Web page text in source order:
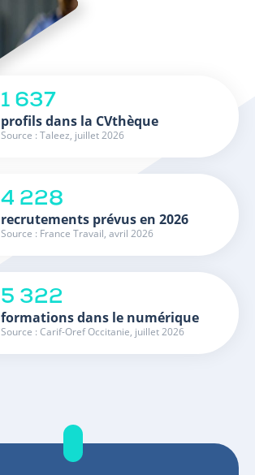
1 637
profils dans la CVthèque
Source : Taleez, juillet 2026
4 228
recrutements prévus en 2026
Source : France Travail, avril 2026
5 322
formations dans le numérique
Source : Carif-Oref Occitanie, juillet 2026